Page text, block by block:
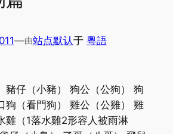
—由站点默认于 粵語
豬仔（小豬） 狗公（公狗） 狗
狗（看門狗） 雞公（公雞） 雞
雞（1落水雞2形容人被雨淋